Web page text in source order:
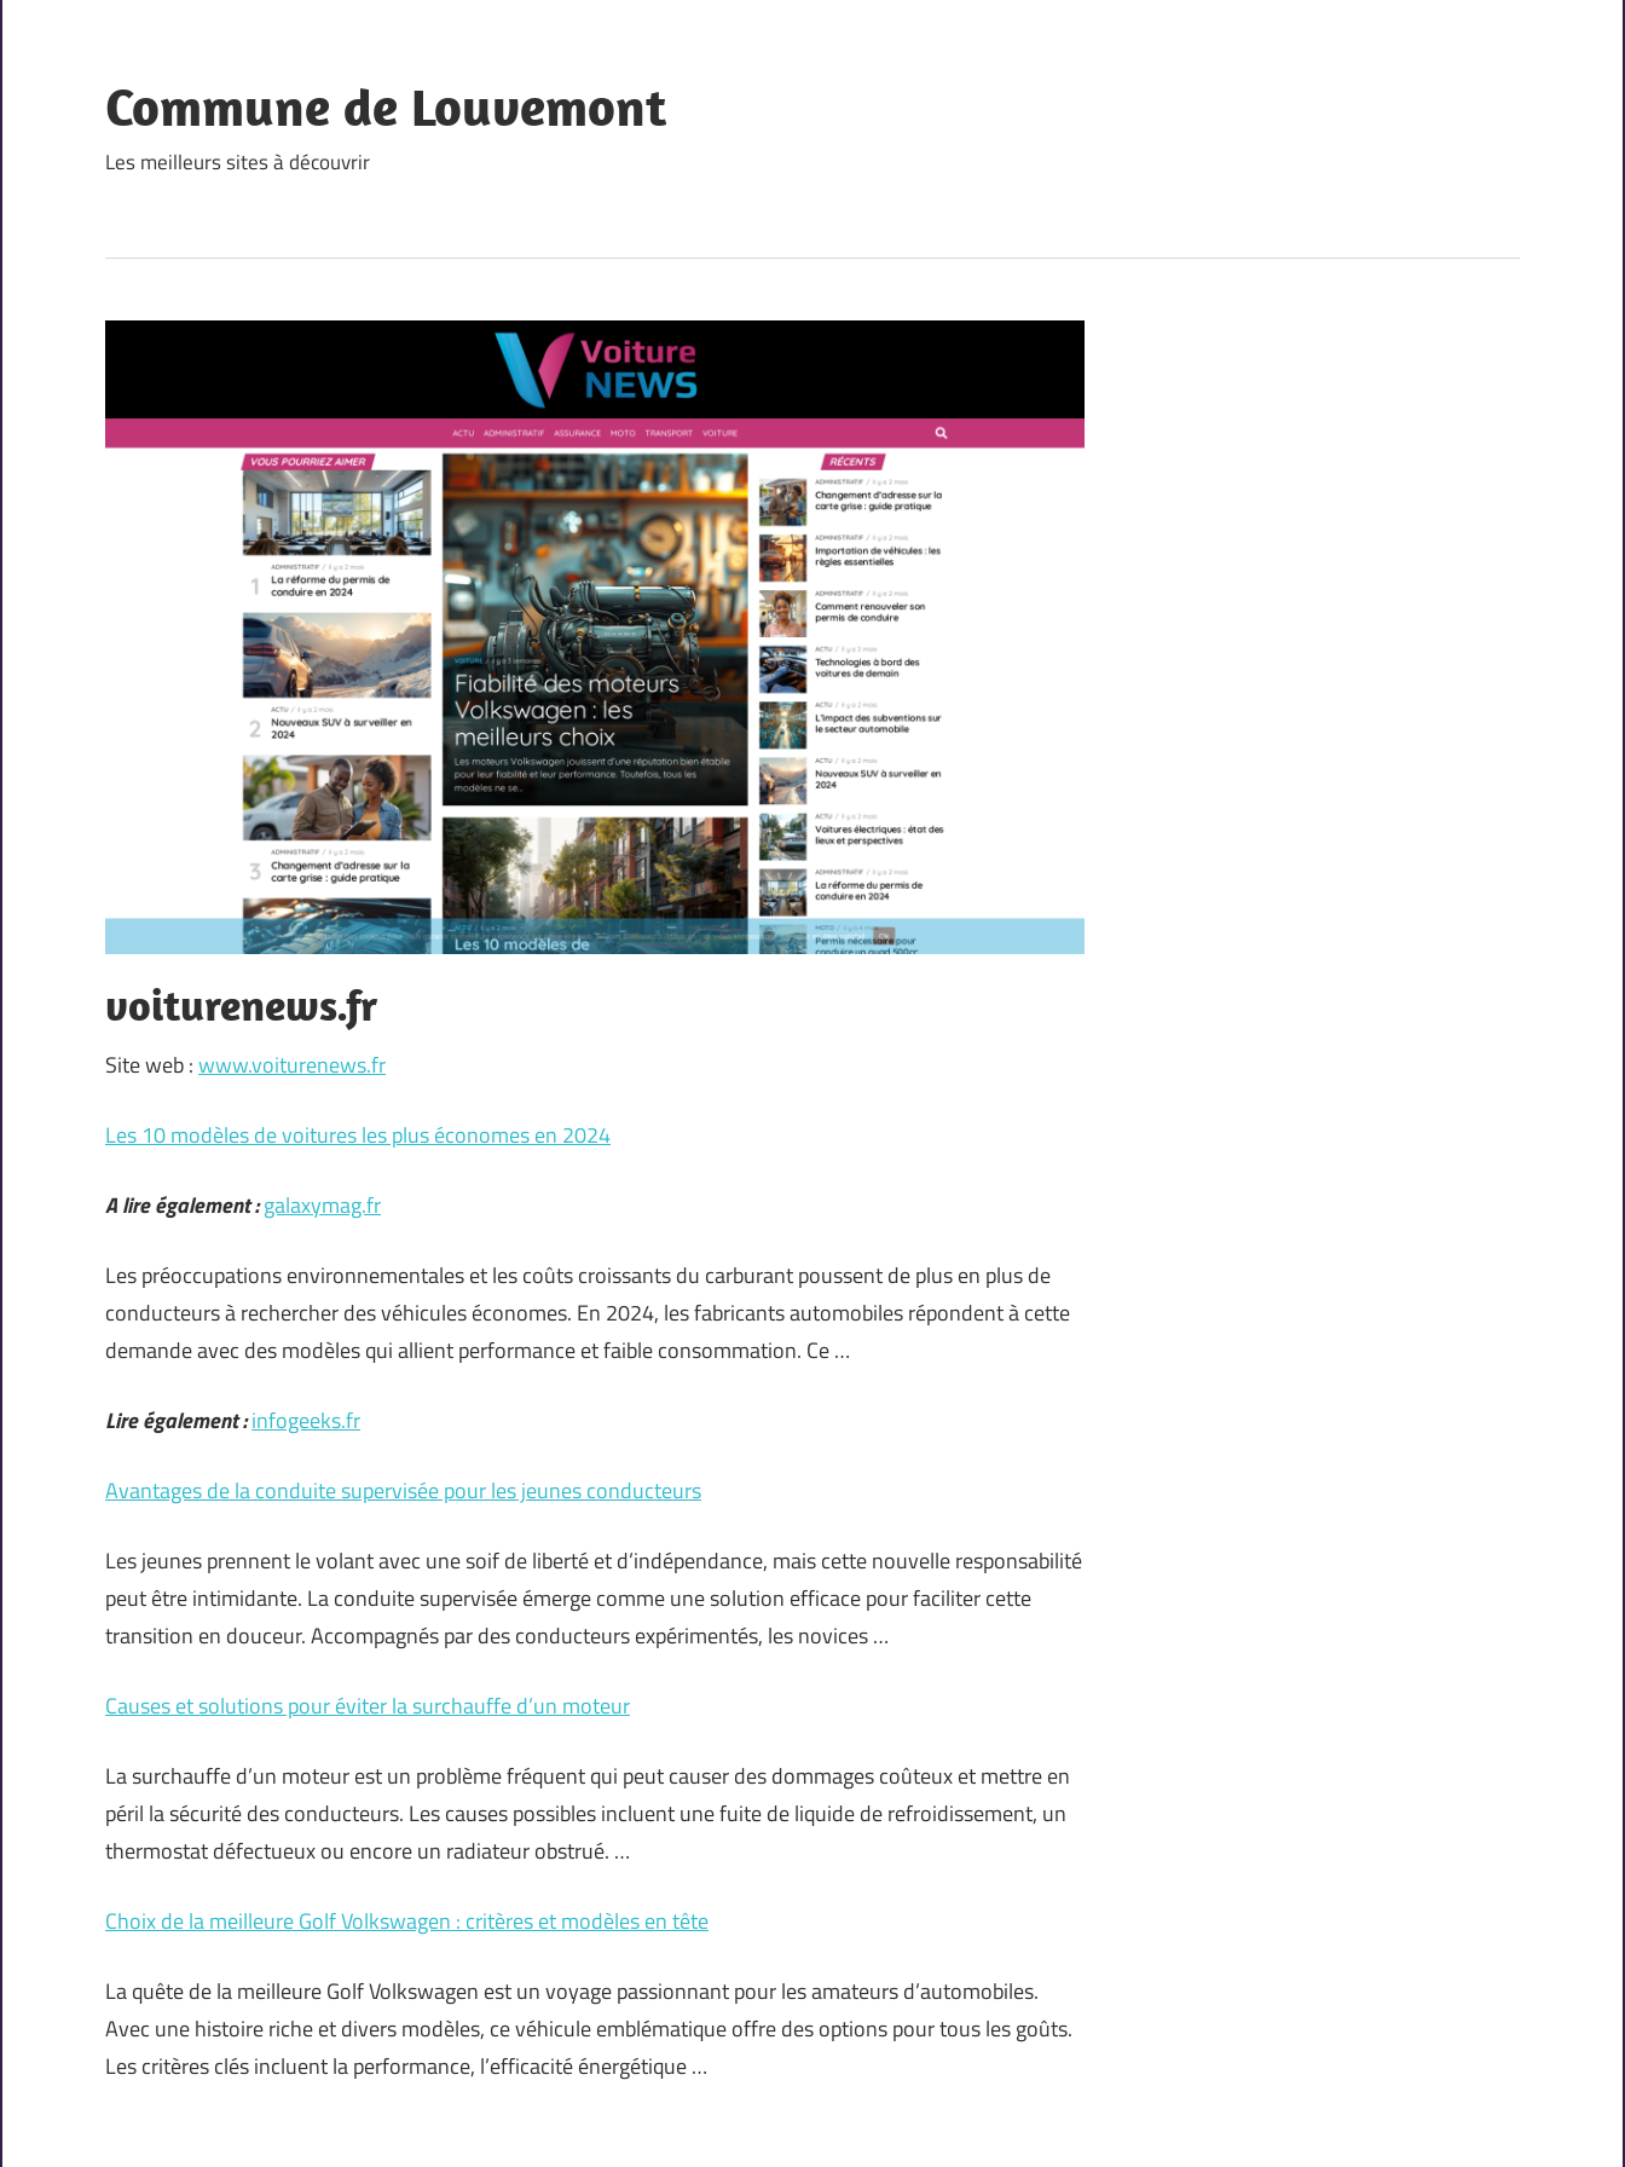
content
Commune de Louvemont
Les meilleurs sites à découvrir
voiturenews.fr
Site web :www.voiturenews.fr
Les 10 modèles de voitures les plus économes en 2024
A lire également :galaxymag.fr
Les préoccupations environnementales et les coûts croissants du carburant poussent de plus en plus de
conducteurs à rechercher des véhicules économes. En 2024, les fabricants automobiles répondent à cette
demande avec des modèles qui allient performance et faible consommation. Ce …
Lire également :infogeeks.fr
Avantages de la conduite supervisée pour les jeunes conducteurs
Les jeunes prennent le volant avec une soif de liberté et d’indépendance, mais cette nouvelle responsabilité
peut être intimidante. La conduite supervisée émerge comme une solution efficace pour faciliter cette
transition en douceur. Accompagnés par des conducteurs expérimentés, les novices …
Causes et solutions pour éviter la surchauffe d’un moteur
La surchauffe d’un moteur est un problème fréquent qui peut causer des dommages coûteux et mettre en
péril la sécurité des conducteurs. Les causes possibles incluent une fuite de liquide de refroidissement, un
thermostat défectueux ou encore un radiateur obstrué. …
Choix de la meilleure Golf Volkswagen : critères et modèles en tête
La quête de la meilleure Golf Volkswagen est un voyage passionnant pour les amateurs d’automobiles.
Avec une histoire riche et divers modèles, ce véhicule emblématique offre des options pour tous les goûts.
Les critères clés incluent la performance, l’efficacité énergétique …